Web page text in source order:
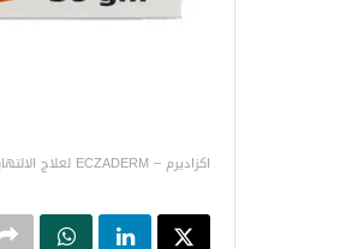
اكزاديرم – ECZADERM لعلاج الالتهابات الجلدية والحساسية